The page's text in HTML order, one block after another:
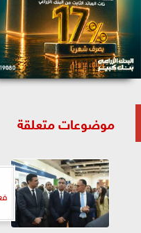
موضوعات متعلقة